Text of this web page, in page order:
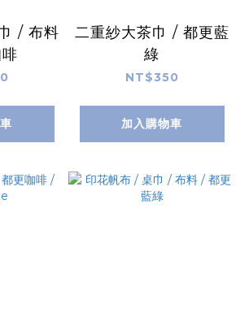
/ 布料
二重紗大茶巾 / 都更藍
綠
NT$350
加入購物車